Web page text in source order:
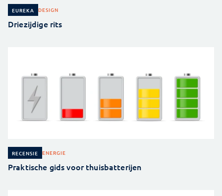
EUREKA DESIGN
Driezijdige rits
RECENSIE ENERGIE
Praktische gids voor thuisbatterijen